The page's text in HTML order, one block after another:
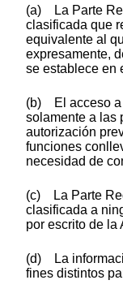
(a) La Parte
clasificada que
equivalente al
expresamente,
se establece en
(b) El acceso a
solamente a las
autorización
funciones
necesidad de
(c) La Parte
clasificada a
por escrito de la
(d) La
fines distintos